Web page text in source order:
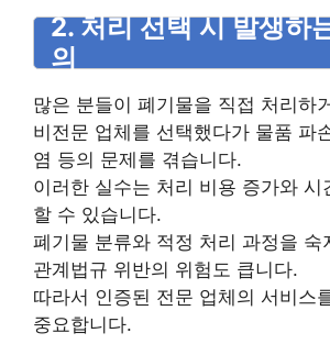
2. 처리 선택 시 발생하
의
많은 분들이 폐기물을 직접 처리하
비전문 업체를 선택했다가 물품 파
염 등의 문제를 겪습니다.
이러한 실수는 처리 비용 증가와 시
할 수 있습니다.
폐기물 분류와 적정 처리 과정을 숙
관계법규 위반의 위험도 큽니다.
따라서 인증된 전문 업체의 서비스
중요합니다.